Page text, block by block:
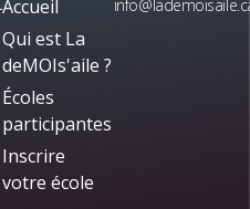
Accueil
Qui est La
deMOIs'aile ?
Écoles
participantes
Inscrire
votre école